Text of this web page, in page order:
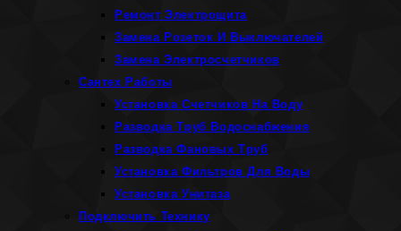
Ремонт Электрощита
Замена Розеток И Выключателей
Замена Электросчетчиков
Сантех Работы
Установка Счетчиков На Воду
Разводка Труб Водоснабжения
Разводка Фановых Труб
Установка Фильтров Для Воды
Установка Унитаза
Подключить Технику